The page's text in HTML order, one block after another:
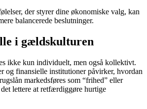
der styrer dine økonomiske valg, kan
balancerede beslutninger.
i gældskulturen
ikke kun individuelt, men også kollektivt.
og finansielle institutioner påvirker, hvordan
markedsføres som “frihed” eller
lettere at retfærdiggøre hurtige